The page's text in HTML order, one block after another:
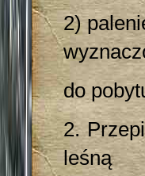
2)
do
2.
leśną